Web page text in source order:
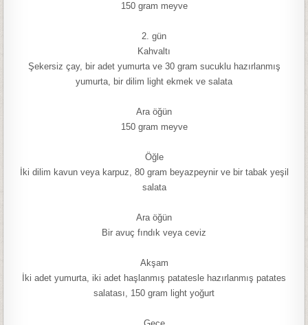
150 gram meyve
2. gün
Kahvaltı
Şekersiz çay, bir adet yumurta ve 30 gram sucuklu hazırlanmış
yumurta, bir dilim light ekmek ve salata
Ara öğün
150 gram meyve
Öğle
İki dilim kavun veya karpuz, 80 gram beyazpeynir ve bir tabak yeşil
salata
Ara öğün
Bir avuç fındık veya ceviz
Akşam
İki adet yumurta, iki adet haşlanmış patatesle hazırlanmış patates
salatası, 150 gram light yoğurt